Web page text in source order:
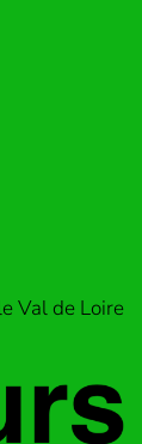
Val de Loire